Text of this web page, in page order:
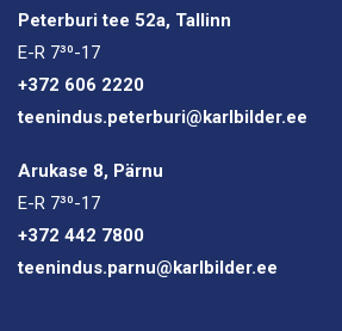
Peterburi tee 52a, Tallinn
E-R 7³⁰-17
+372 606 2220
teenindus.peterburi@karlbilder.ee
Arukase 8, Pärnu
E-R 7³⁰-17
+372 442 7800
teenindus.parnu@karlbilder.ee